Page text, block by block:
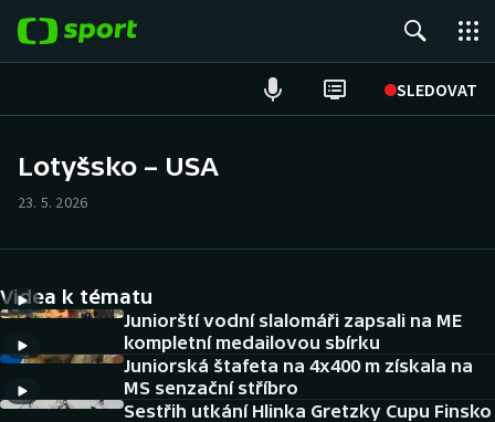
SLEDOVAT
Hokej
Tenis
Atletika
Cyklistika
DALŠÍ SPORTY
Lotyšsko – USA
23. 5. 2026
Videa k tématu
Juniorští vodní slalomáři zapsali na ME
kompletní medailovou sbírku
Juniorská štafeta na 4x400 m získala na
MS senzační stříbro
Sestřih utkání Hlinka Gretzky Cupu Finsko